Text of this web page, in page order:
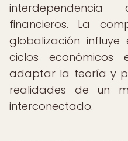
financieros. La
globalización
ciclos económicos
adaptar la teoría y
realidades de un
interconectado.